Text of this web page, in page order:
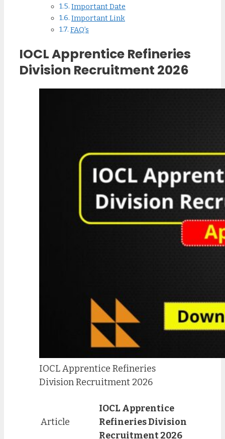
Important Date
Important Link
FAQ’s
IOCL Apprentice Refineries
Division Recruitment 2026
IOCL Apprentice Refineries
Division Recruitment 2026
Article
IOCL Apprentice
Refineries Division
Recruitment 2026